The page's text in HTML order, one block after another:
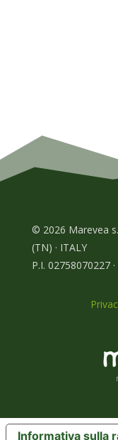
© 2026 Marevea
(TN) · ITALY
P.I. 02758070227
Informativa sulla